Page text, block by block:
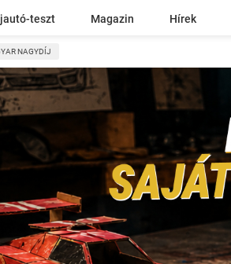
teszt Magazin Hírek
NAGYDÍJ